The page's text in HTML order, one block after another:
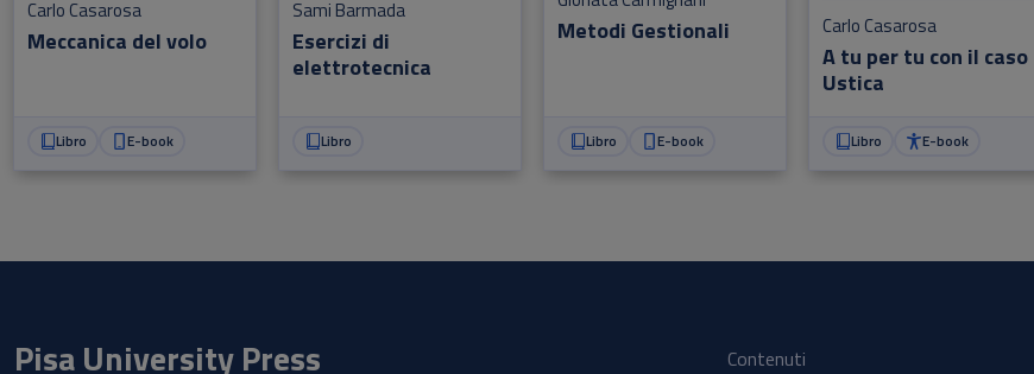
Meccanica del volo
Carlo Casarosa
Libro E-book
Esercizi di
elettrotecnica
Sami Barmada
Libro
Metodi Gestionali
Libro E-book
A tu per tu con il caso
Ustica
Carlo Casarosa
Libro E-book
Pisa University Press Contenuti